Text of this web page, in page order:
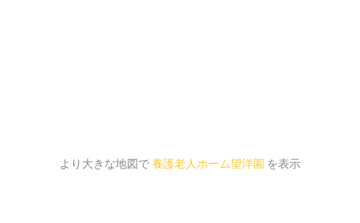
より大きな地図で養護老人ホーム望洋園 を表示